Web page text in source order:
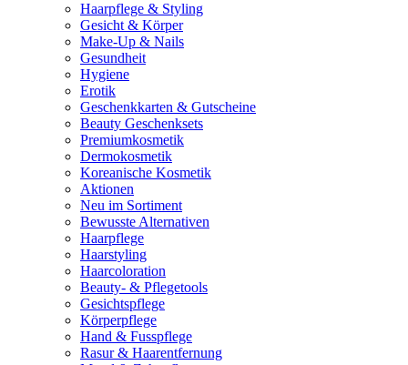
Haarpflege & Styling
Gesicht & Körper
Make-Up & Nails
Gesundheit
Hygiene
Erotik
Geschenkkarten & Gutscheine
Beauty Geschenksets
Premiumkosmetik
Dermokosmetik
Koreanische Kosmetik
Aktionen
Neu im Sortiment
Bewusste Alternativen
Haarpflege
Haarstyling
Haarcoloration
Beauty- & Pflegetools
Gesichtspflege
Körperpflege
Hand & Fusspflege
Rasur & Haarentfernung